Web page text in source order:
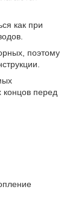
как при
поэтому
концов перед